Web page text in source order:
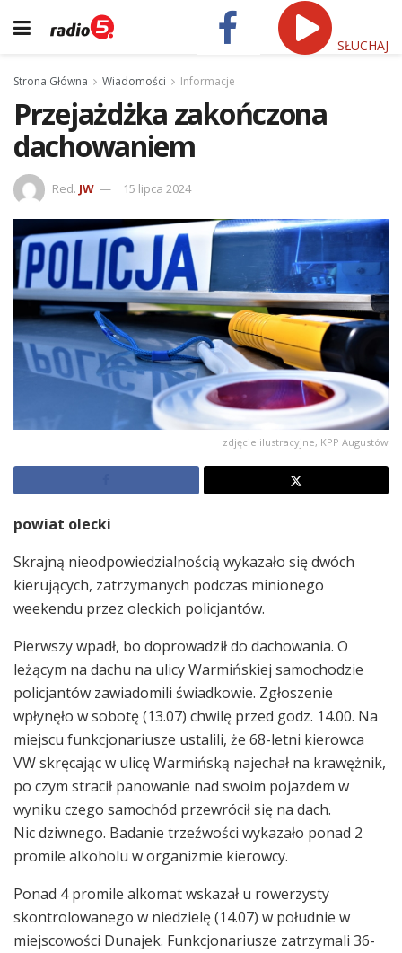
SŁUCHAJ
Strona Główna Wiadomości Informacje
Przejażdżka zakończona
dachowaniem
Red. JW 15 lipca 2024
zdjęcie ilustracyjne, KPP Augustów
powiat olecki
Skrajną nieodpowiedzialnością wykazało się dwóch
kierujących, zatrzymanych podczas minionego
weekendu przez oleckich policjantów.
Pierwszy wpadł, bo doprowadził do dachowania. O
leżącym na dachu na ulicy Warmińskiej samochodzie
policjantów zawiadomili świadkowie. Zgłoszenie
wpłynęło w sobotę (13.07) chwilę przed godz. 14.00. Na
miejscu funkcjonariusze ustalili, że 68-letni kierowca
VW skręcając w ulicę Warmińską najechał na krawężnik,
po czym stracił panowanie nad swoim pojazdem w
wyniku czego samochód przewrócił się na dach.
Nic dziwnego. Badanie trzeźwości wykazało ponad 2
promile alkoholu w organizmie kierowcy.
Ponad 4 promile alkomat wskazał u rowerzysty
skontrolowanego w niedzielę (14.07) w południe w
miejscowości Dunajek. Funkcjonariusze zatrzymali 36-